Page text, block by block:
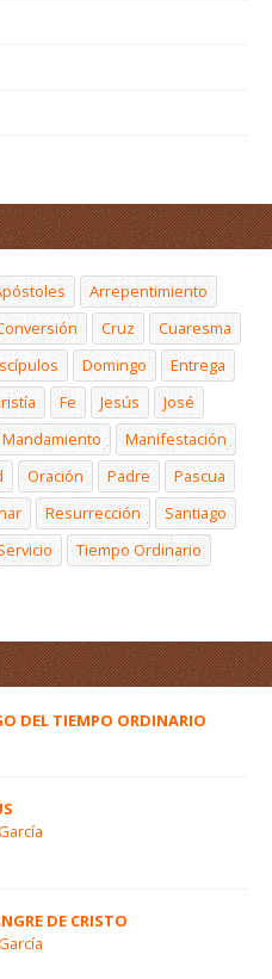
Arrepentimiento
Cruz
Cuaresma
Domingo
Entrega
Fe Jesús
José
Mandamiento
Manifestación
Oración Padre
Pascua
Resurrección
Santiago
Tiempo Ordinario
DEL TIEMPO ORDINARIO
DE CRISTO